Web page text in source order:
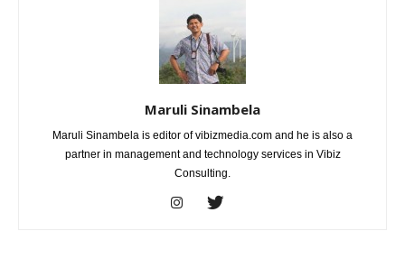
Maruli Sinambela
Maruli Sinambela is editor of vibizmedia.com and he is also a
partner in management and technology services in Vibiz
Consulting.